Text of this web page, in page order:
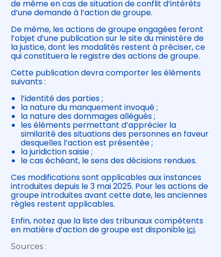
de même en cas de situation de conflit d’intérêts
d’une demande à l’action de groupe.
De même, les actions de groupe engagées feront
l’objet d’une publication sur le site du ministère de
la justice, dont les modalités restent à préciser, ce
qui constituera le registre des actions de groupe.
Cette publication devra comporter les éléments
suivants :
l’identité des parties ;
la nature du manquement invoqué ;
la nature des dommages allégués ;
les éléments permettant d’apprécier la
similarité des situations des personnes en faveur
desquelles l’action est présentée ;
la juridiction saisie ;
le cas échéant, le sens des décisions rendues.
Ces modifications sont applicables aux instances
introduites depuis le 3 mai 2025. Pour les actions de
groupe introduites avant cette date, les anciennes
règles restent applicables.
Enfin, notez que la liste des tribunaux compétents
en matière d’action de groupe est disponibleici.
Sources :